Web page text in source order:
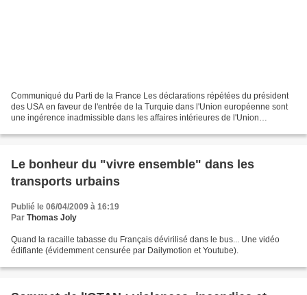
Communiqué du Parti de la France Les déclarations répétées du président
des USA en faveur de l'entrée de la Turquie dans l'Union européenne sont
une ingérence inadmissible dans les affaires intérieures de l'Union
Le bonheur du "vivre ensemble" dans les
transports urbains
Publié le 06/04/2009 à 16:19
Par Thomas Joly
Quand la racaille tabasse du Français dévirilisé dans le bus... Une vidéo
édifiante (évidemment censurée par Dailymotion et Youtube).